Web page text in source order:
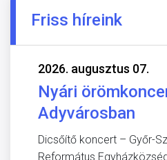
Friss híreink
2026. augusztus 07.
Nyári
Adyvárosban
Dicsőítő koncert – Győr-
Református